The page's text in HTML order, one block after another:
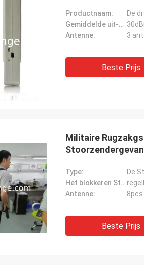
Productnaam:
De
Gemiddelde uit-zet macht:
Antenne:
3
Beste Prijs
Militaire
Type:
De
Het blokkeren Straal:
Antenne:
Beste Prijs